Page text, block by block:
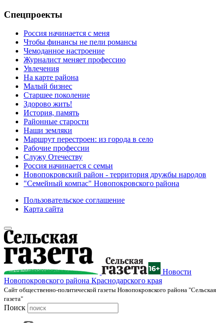
Спецпроекты
Россия начинается с меня
Чтобы финансы не пели романсы
Чемоданное настроение
Журналист меняет профессию
Увлечения
На карте района
Малый бизнес
Старшее поколение
Здорово жить!
История, память
Районные старости
Наши земляки
Маршрут перестроен: из города в село
Рабочие профессии
Служу Отечеству
Россия начинается с семьи
Новопокровский район - территория дружбы народов
"Семейный компас" Новопокровского района
Пользовательское соглашение
Карта сайта
Новости
Новопокровского района Краснодарского края
Cайт общественно-политической газеты Новопокровского района "Сельская
газета"
Поиск